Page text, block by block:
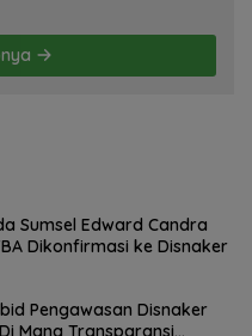
Sumsel Edward Candra
Dikonfirmasi ke Disnaker
Pengawasan Disnaker
Mana Transparansi